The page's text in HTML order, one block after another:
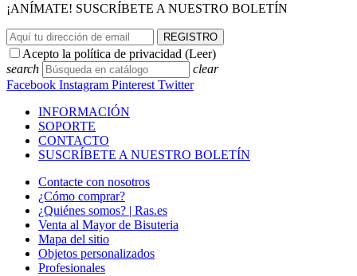
¡ANÍMATE! SUSCRÍBETE A NUESTRO BOLETÍN
REGISTRO
Acepto la política de privacidad (Leer)
search
clear
Facebook Instagram Pinterest Twitter
INFORMACIÓN
SOPORTE
CONTACTO
SUSCRÍBETE A NUESTRO BOLETÍN
Contacte con nosotros
¿Cómo comprar?
¿Quiénes somos? | Ras.es
Venta al Mayor de Bisuteria
Mapa del sitio
Objetos personalizados
Profesionales